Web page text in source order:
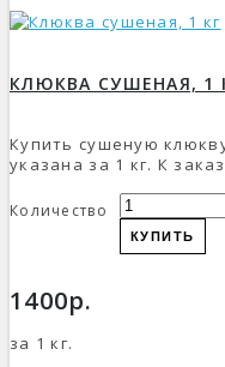
КЛЮКВА СУШЕНАЯ, 1
Купить сушеную
указана за 1 кг. К
Количество
КУПИТЬ
1400р.
за 1 кг.